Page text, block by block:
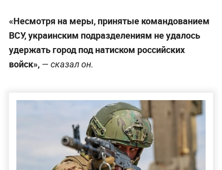
«Несмотря на меры, принятые командованием
ВСУ, украинским подразделениям не удалось
удержать город под натиском российских
войск», — сказал он.